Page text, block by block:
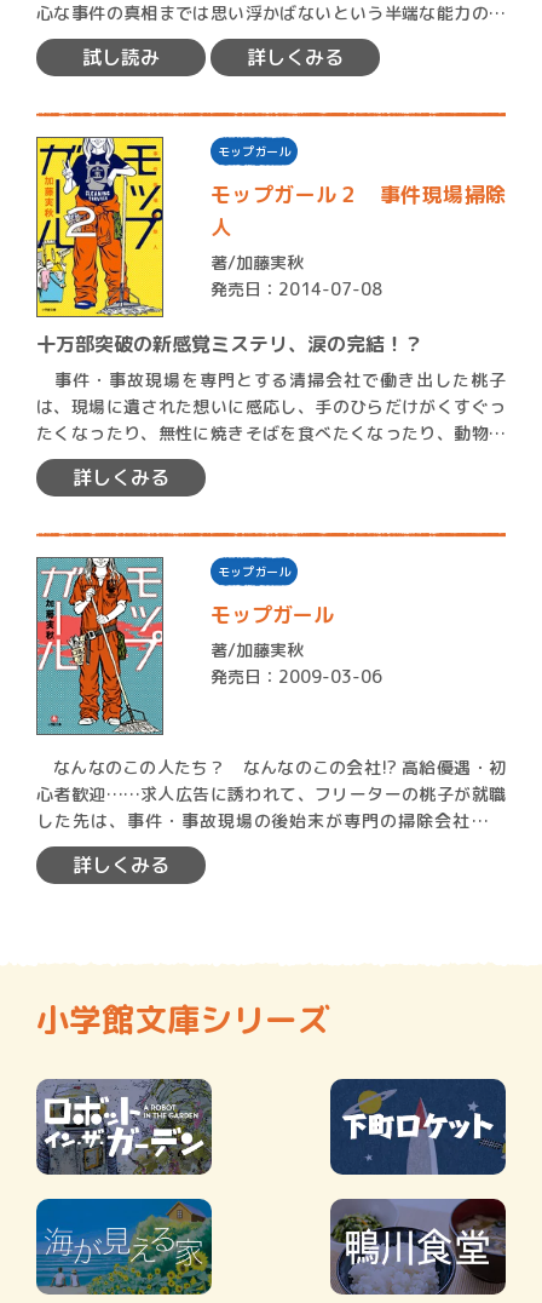
心な事件の真相までは思い浮かばないという半端な能力のた
め、同僚…
試し読み 詳しくみる
モップガール
モップガール２ 事件現場掃除
人
著/加藤実秋
発売日：2014-07-08
十万部突破の新感覚ミステリ、涙の完結！？
事件・事故現場を専門とする清掃会社で働き出した桃子
は、現場に遺された想いに感応し、手のひらだけがくすぐっ
たくなったり、無性に焼きそばを食べたくなったり、動物に
なったりす…
詳しくみる
モップガール
モップガール
著/加藤実秋
発売日：2009-03-06
なんなのこの人たち？ なんなのこの会社!? 高給優遇・初
心者歓迎……求人広告に誘われて、フリーターの桃子が就職
した先は、事件・事故現場の後始末が専門の掃除会社だっ
た…
詳しくみる
小学館文庫シリーズ